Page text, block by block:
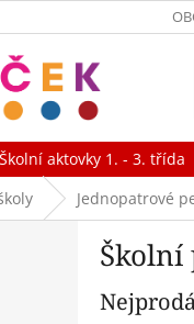
Školní aktovky 1. - 3. třída
Jednopatrové
Školní